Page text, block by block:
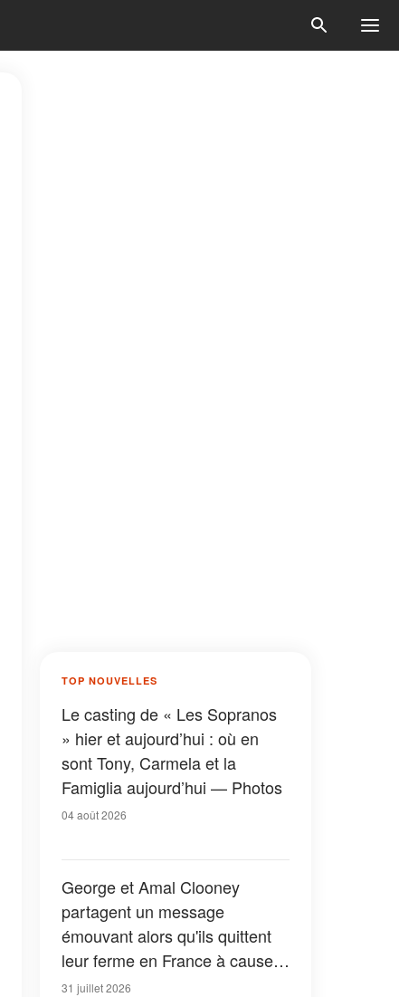
TOP NOUVELLES
Le casting de « Les Sopranos
» hier et aujourd’hui : où en
sont Tony, Carmela et la
Famiglia aujourd’hui — Photos
04 août 2026
George et Amal Clooney
partagent un message
émouvant alors qu'ils quittent
leur ferme en France à cause
des feux de forêt — Tous les
31 juillet 2026